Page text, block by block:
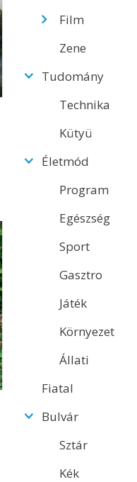
Film
Zene
Tudomány
Technika
Kütyü
Életmód
Program
Egészség
Sport
Gasztro
Játék
Környezet
Állati
Fiatal
Bulvár
Sztár
Kék